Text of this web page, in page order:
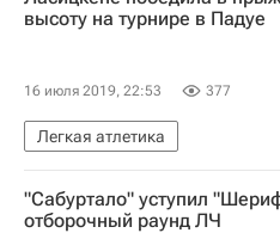
высоту на турнире в Падуе
16 июля 2019, 22:53 377
Легкая атлетика
Мария Ласицкене
"Сабуртало" уступил
отборочный раунд ЛЧ